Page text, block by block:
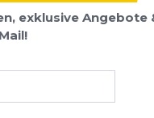
exklusive Angebote